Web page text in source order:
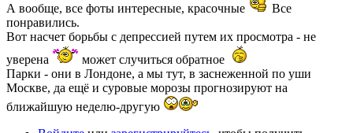
А вообще, все фоты интересные, красочные
Все
понравились.
Вот насчет борьбы с депрессией путем их просмотра - не
уверена
может случиться обратное
Парки - они в Лондоне, а мы тут, в заснеженной по уши
Москве, да ещё и суровые морозы прогнозируют на
ближайшую неделю-другую